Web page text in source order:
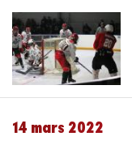
14 mars 2022